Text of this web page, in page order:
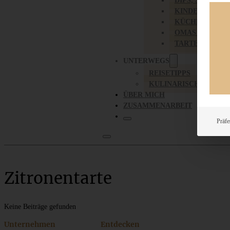
UNTERWEGS
REISETIPPS
KULINARISCH
ÜBER MICH
ZUSAMMENARBEIT
Zitronentarte
Keine Beiträge gefunden
Unternehmen Entdecken